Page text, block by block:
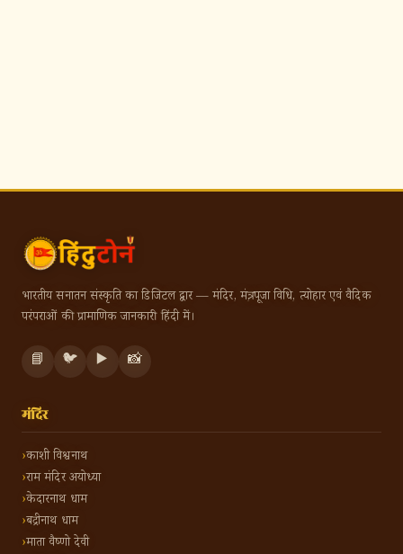
भारतीय सनातन संस्कृति का डिजिटल द्वार — मंदिर, मंत्र, पूजा विधि, त्योहार एवं वैदिक
परंपराओं की प्रामाणिक जानकारी हिंदी में।
📘 🐦 ▶️ 📸
मंदिर
काशी विश्वनाथ
राम मंदिर अयोध्या
केदारनाथ धाम
बद्रीनाथ धाम
माता वैष्णो देवी